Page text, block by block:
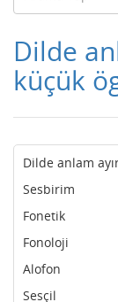
Dilde
küçük
Dilde anlam
Sesbirim
Fonetik
Fonoloji
Alofon
Sesçil